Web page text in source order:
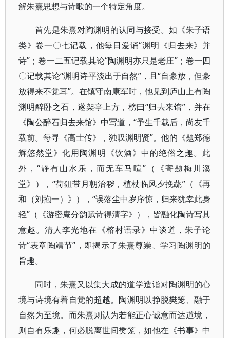
解朱熹思想与诗歌的一个特定角度。
首先是朱熹对陶渊明的认同与接受。如《朱子语
类》卷一〇七记载，他每日爱诵“渊明《归去来》并
诗”；卷一二五记载其论“陶渊明亦只是老庄”；卷一四
〇记载其论“渊明诗平淡出于自然”，且“自豪放，但豪
放得来不觉耳”。在镇守南康军时，他见到庐山上有陶
渊明醉卧之石，遂架亭上方，榜曰“归去来馆”，并在
《陶公醉石归去来馆》中写道，“予生千载后，尚友千
载前。每寻《高士传》，独叹渊明贤”。他的《题郑德
辉悠然堂》化用陶渊明《饮酒》中的绝俗之趣。此
外，“静有山水乐，而无车马喧”（《寄题梅川溪
堂》），“荷鉏带月朝治秽，植杖临风夕挽蔬”（《再
和（刘抱一）》），“误落尘中岁序惊，归来犹幸此身
轻”（《游密庵分韵赋诗得清字》），皆融化陶诗写其
意趣。清人李光地在《榕村语录》中谈道，朱子论
诗“表章陶靖节”，即揭示了朱熹尊崇、学习陶渊明的
旨趣。
同时，朱熹又以集大成的道学造诣对陶渊明的心
境与诗境有着自觉的超越。陶渊明以挣脱樊笼、融于
自然为至境。而朱熹则认为若能正心诚意而达道境，
则自有乐趣，何必脱离世间樊笼，如他在《书事》中